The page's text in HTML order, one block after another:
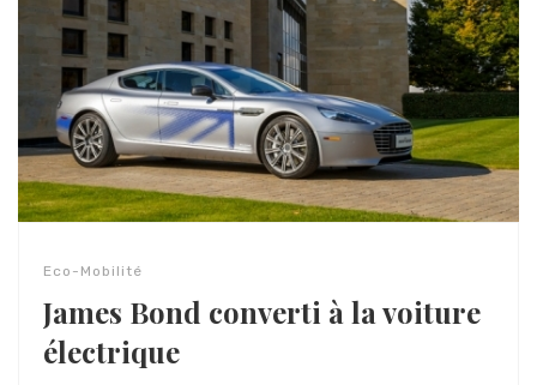
Eco-Mobilité
James Bond converti à la voiture
électrique